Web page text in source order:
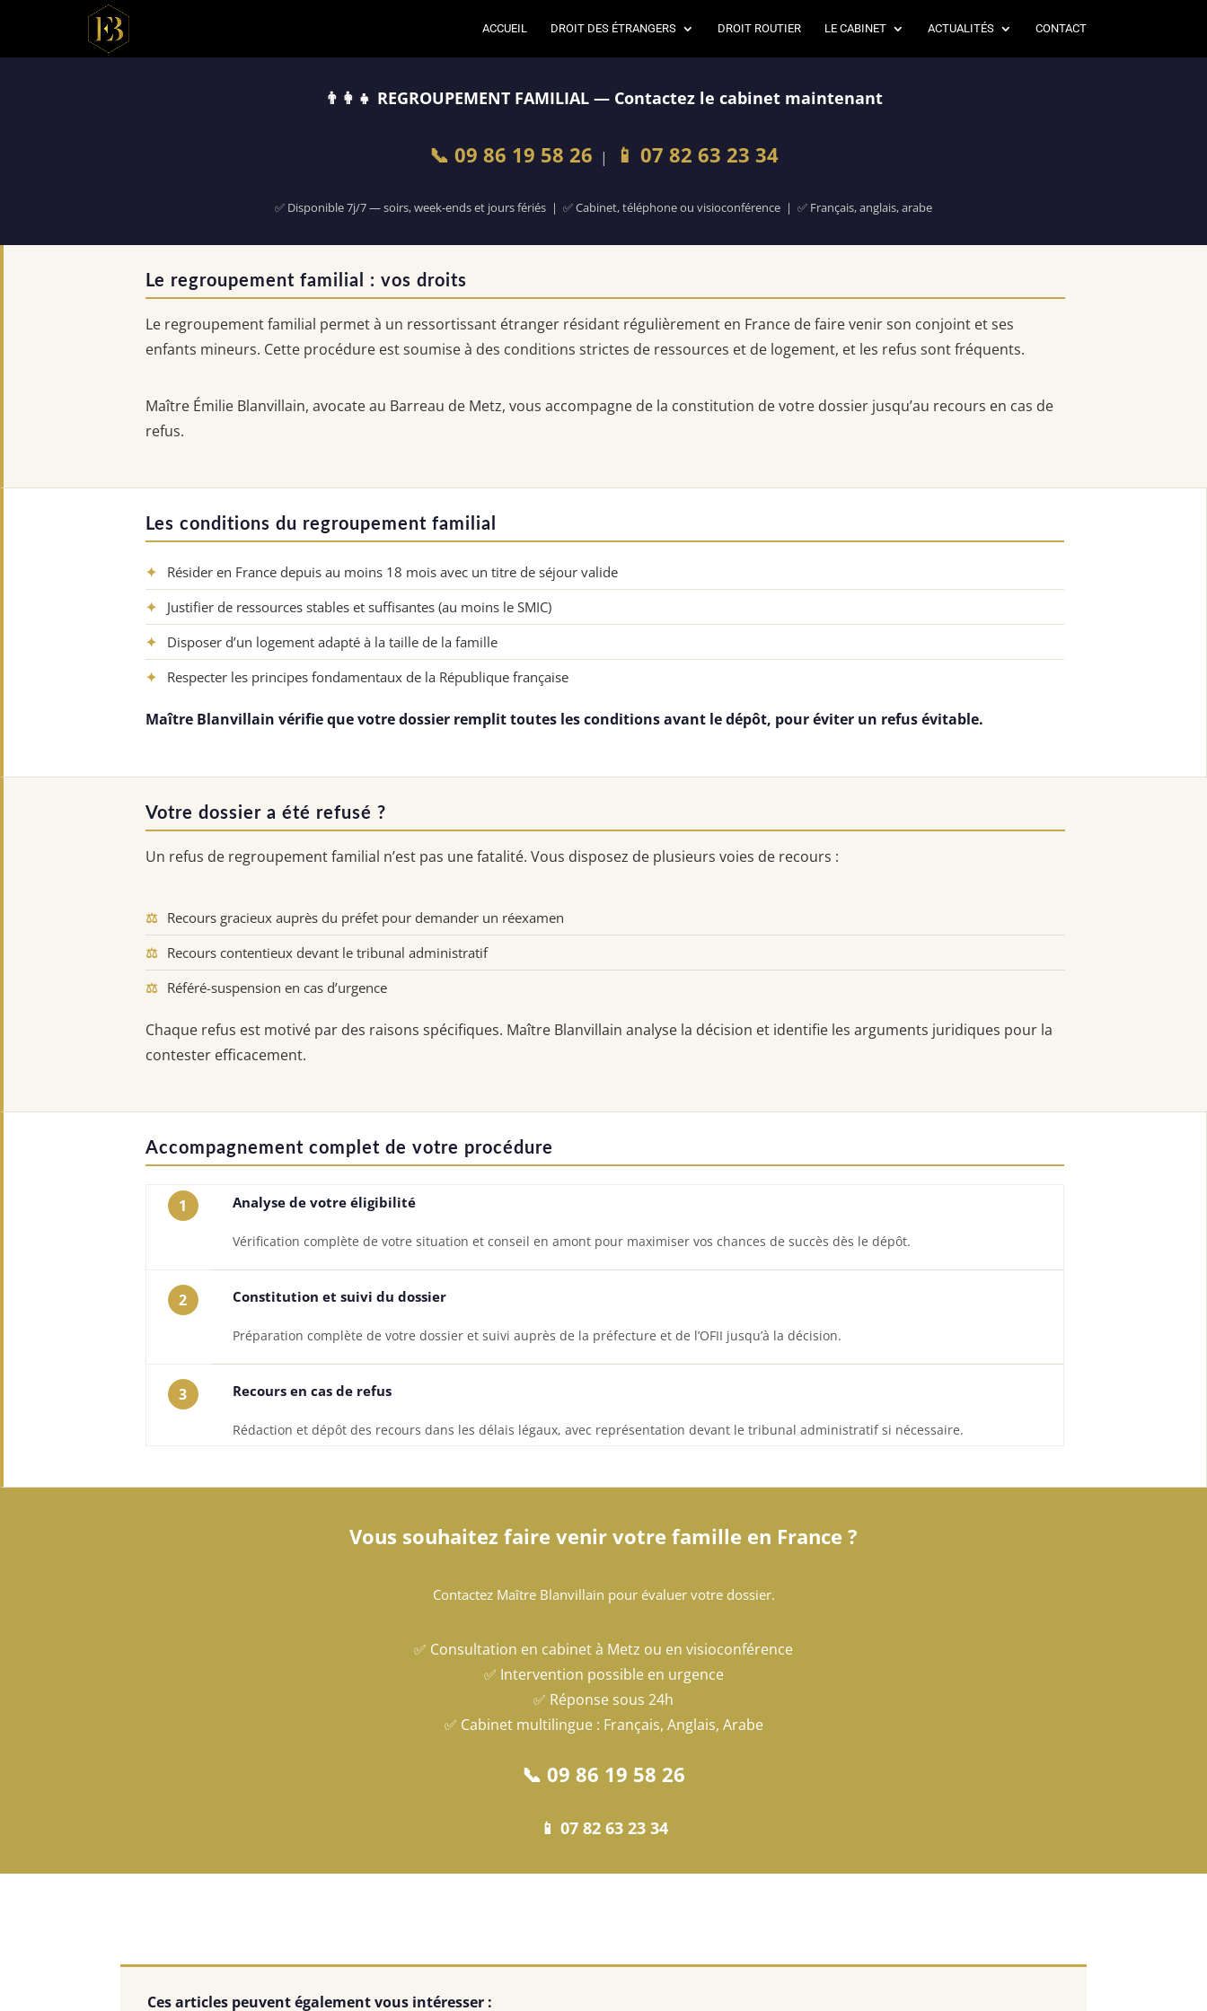
ACCUEIL DROIT DES ÉTRANGERS DROIT ROUTIER LE CABINET ACTUALITÉS CONTACT
👨‍👩‍👧 REGROUPEMENT FAMILIAL — Contactez le cabinet maintenant
📞 09 86 19 58 26 | 📱 07 82 63 23 34
✅ Disponible 7j/7 — soirs, week-ends et jours fériés | ✅ Cabinet, téléphone ou visioconférence | ✅ Français, anglais, arabe
Le regroupement familial : vos droits
Le regroupement familial permet à un ressortissant étranger résidant régulièrement en France de faire venir son conjoint et ses
enfants mineurs. Cette procédure est soumise à des conditions strictes de ressources et de logement, et les refus sont fréquents.
Maître Émilie Blanvillain, avocate au Barreau de Metz, vous accompagne de la constitution de votre dossier jusqu’au recours en cas de
refus.
Les conditions du regroupement familial
✦
Résider en France depuis au moins 18 mois avec un titre de séjour valide
✦
Justifier de ressources stables et suffisantes (au moins le SMIC)
✦
Disposer d’un logement adapté à la taille de la famille
✦
Respecter les principes fondamentaux de la République française
Maître Blanvillain vérifie que votre dossier remplit toutes les conditions avant le dépôt, pour éviter un refus évitable.
Votre dossier a été refusé ?
Un refus de regroupement familial n’est pas une fatalité. Vous disposez de plusieurs voies de recours :
⚖ Recours gracieux auprès du préfet pour demander un réexamen
⚖ Recours contentieux devant le tribunal administratif
⚖ Référé-suspension en cas d’urgence
Chaque refus est motivé par des raisons spécifiques. Maître Blanvillain analyse la décision et identifie les arguments juridiques pour la
contester efficacement.
Accompagnement complet de votre procédure
1 Analyse de votre éligibilité
Vérification complète de votre situation et conseil en amont pour maximiser vos chances de succès dès le dépôt.
2 Constitution et suivi du dossier
Préparation complète de votre dossier et suivi auprès de la préfecture et de l’OFII jusqu’à la décision.
3 Recours en cas de refus
Rédaction et dépôt des recours dans les délais légaux, avec représentation devant le tribunal administratif si nécessaire.
Vous souhaitez faire venir votre famille en France ?
Contactez Maître Blanvillain pour évaluer votre dossier.
✅ Consultation en cabinet à Metz ou en visioconférence
✅ Intervention possible en urgence
✅ Réponse sous 24h
✅ Cabinet multilingue : Français, Anglais, Arabe
📞 09 86 19 58 26
📱 07 82 63 23 34
Ces articles peuvent également vous intéresser :